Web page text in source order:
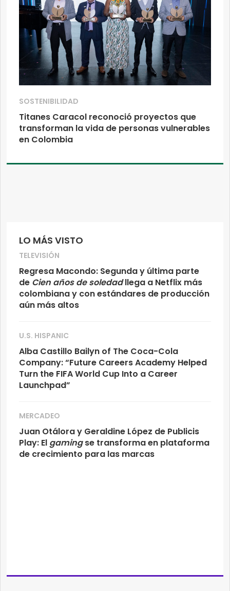
LO MÁS VISTO
TELEVISIÓN
Regresa Macondo: Segunda y última parte
de Cien años de soledadllega a Netflix más
colombiana y con estándares de producción
aún más altos
U.S. HISPANIC
Alba Castillo Bailyn of The Coca-Cola
Company: “Future Careers Academy Helped
Turn the FIFA World Cup Into a Career
Launchpad”
MERCADEO
Juan Otálora y Geraldine López de Publicis
Play: El gamingse transforma en plataforma
de crecimiento para las marcas
SOSTENIBILIDAD
Titanes Caracol reconoció proyectos que
transforman la vida de personas vulnerables
en Colombia